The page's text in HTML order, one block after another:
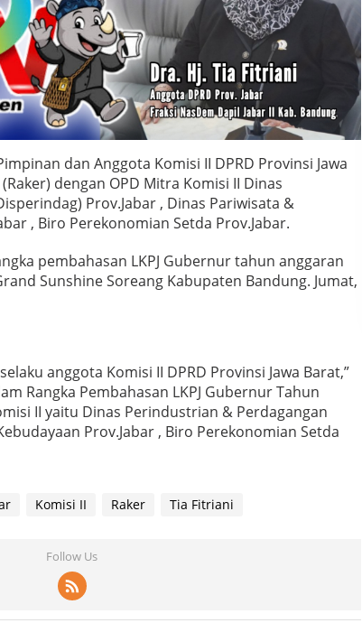
dan Anggota Komisi II DPRD Provinsi Jawa
dengan OPD Mitra Komisi II Dinas
Prov.Jabar , Dinas Pariwisata &
, Biro Perekonomian Setda Prov.Jabar.
pembahasan LKPJ Gubernur tahun anggaran
Sunshine Soreang Kabupaten Bandung. Jumat,
anggota Komisi II DPRD Provinsi Jawa Barat,”
Rangka Pembahasan LKPJ Gubernur Tahun
II yaitu Dinas Perindustrian & Perdagangan
Prov.Jabar , Biro Perekonomian Setda
Komisi II Raker Tia Fitriani
Follow Us